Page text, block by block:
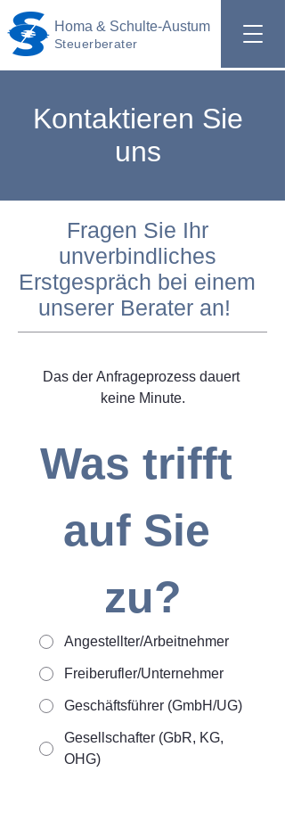
Homa & Schulte-Austum
Steuerberater
Kontaktieren Sie
uns
Fragen Sie Ihr
unverbindliches
Erstgespräch bei einem
unserer Berater an!
Das der Anfrageprozess dauert
keine Minute.
Was trifft
auf Sie
zu?
Angestellter/Arbeitnehmer
Freiberufler/Unternehmer
Geschäftsführer (GmbH/UG)
Gesellschafter (GbR, KG,
OHG)